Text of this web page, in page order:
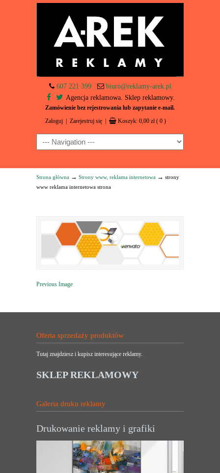
607 221 399
biuro@reklamy-arek.pl
Agencja reklamowa. Sklep reklamowy.
Zamówienie bez rejestrowania lub zapytanie e-mail.
Zaloguj Zarejestruj się Koszyk: 0,00 zł ( 0 )
Navigation
Strona główna → Strony www, reklama internetowa → strony
www reklama internetowa strona
Previous Image
Oferta sprzedaży produktów
Tutaj znajdziesz i kupisz interesujące reklamy.
SKLEP REKLAMOWY
Galeria druku reklamy
Drukowanie reklamy i grafiki